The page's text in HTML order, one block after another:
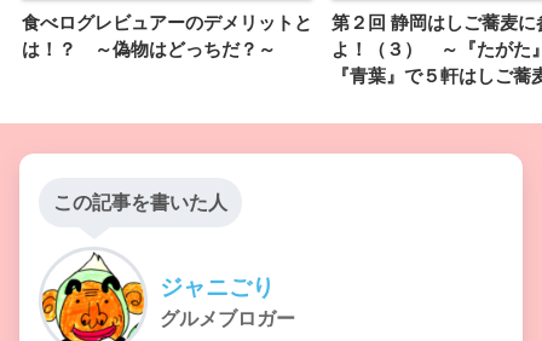
食べログレビュアーのデメリットと
は！？ ～偽物はどっちだ？～
第２回 静岡はしご蕎麦に
よ！（３） ～『たがた
『青葉』で５軒はしご蕎
この記事を書いた人
ジャニごり
グルメブロガー